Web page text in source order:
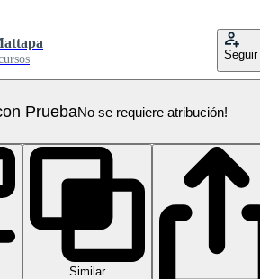
Seguir
PruebaNo se requiere atribución!
Similar